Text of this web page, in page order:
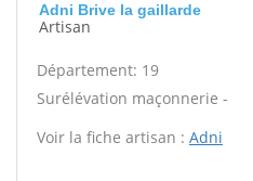
Adni Brive la gaillarde
Artisan
Département: 19
Surélévation maçonnerie -
Voir la fiche artisan : Adni